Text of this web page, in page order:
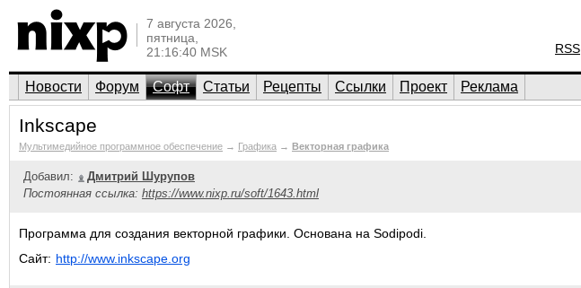
7 августа 2026,
пятница,
21:16:40 MSK
RSS
Новости Форум Софт Статьи Рецепты Ссылки Проект Реклама
Inkscape
Мультимедийное программное обеспечение → Графика → Векторная графика
Добавил:
Дмитрий Шурупов
Постоянная ссылка: https://www.nixp.ru/soft/1643.html
Программа для создания векторной графики. Основана на Sodipodi.
Сайт: http://www.inkscape.org